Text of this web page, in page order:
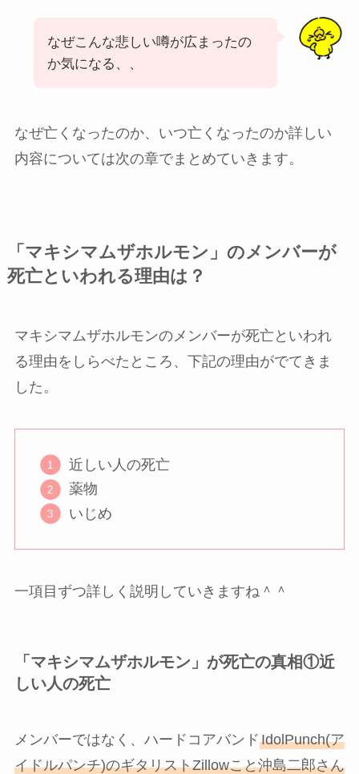
なぜこんな悲しい噂が広まったの
か気になる、、
なぜ亡くなったのか、いつ亡くなったのか詳しい
内容については次の章でまとめていきます。
「マキシマムザホルモン」のメンバーが
死亡といわれる理由は？
マキシマムザホルモンのメンバーが死亡といわれ
る理由をしらべたところ、下記の理由がでてきま
した。
近しい人の死亡
薬物
いじめ
一項目ずつ詳しく説明していきますね＾＾
「マキシマムザホルモン」が死亡の真相①近
しい人の死亡
メンバーではなく、ハードコアバンドIdolPunch(ア
イドルパンチ)のギタリストZillowこと沖島二郎さん